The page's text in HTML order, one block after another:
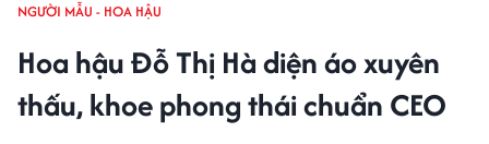
NGƯỜI MẪU - HOA HẬU
Hoa hậu Đỗ Thị Hà diện áo xuyên
thấu, khoe phong thái chuẩn CEO